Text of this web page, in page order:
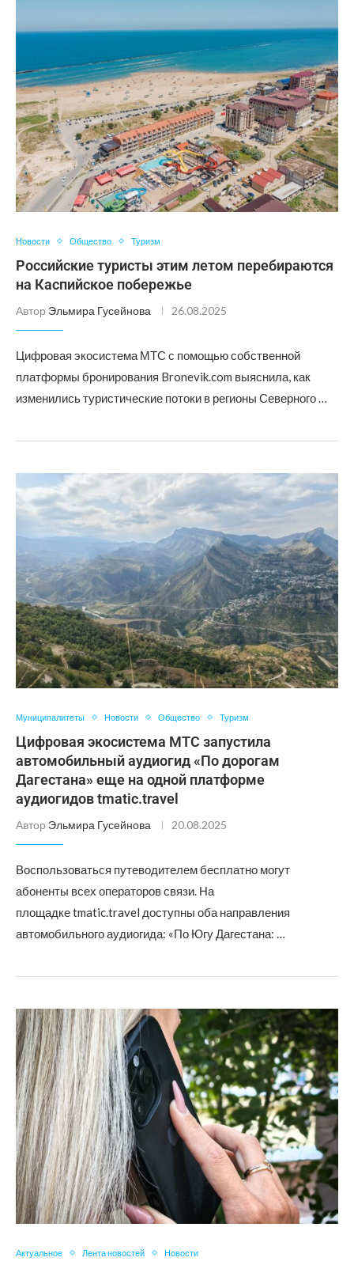
Новости Общество Туризм
Российские туристы этим летом перебираются
на Каспийское побережье
Автор Эльмира Гусейнова 26.08.2025
Цифровая экосистема МТС с помощью собственной
платформы бронирования Bronevik.com выяснила, как
изменились туристические потоки в регионы Северного …
Муниципалитеты Новости Общество Туризм
Цифровая экосистема МТС запустила
автомобильный аудиогид «По дорогам
Дагестана» еще на одной платформе
аудиогидов tmatic.travel
Автор Эльмира Гусейнова 20.08.2025
Воспользоваться путеводителем бесплатно могут
абоненты всех операторов связи. На
площадке tmatic.travel доступны оба направления
автомобильного аудиогида: «По Югу Дагестана: …
Актуальное Лента новостей Новости